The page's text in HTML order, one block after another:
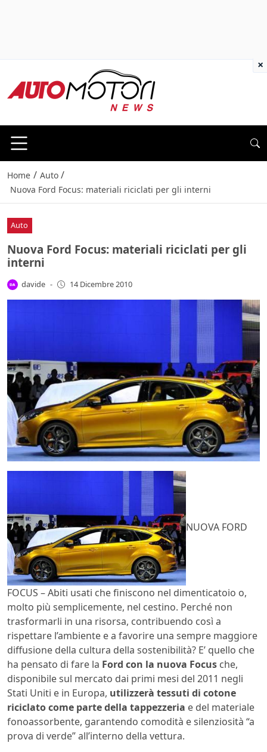
Home / Auto /
Nuova Ford Focus: materiali riciclati per gli interni
Auto
Nuova Ford Focus: materiali riciclati per gli
interni
davide - 14 Dicembre 2010
NUOVA FORD
FOCUS – Abiti usati che finiscono nel dimenticatoio o,
molto più semplicemente, nel cestino. Perché non
trasformarli in una risorsa, contribuendo così a
rispettare l’ambiente e a favorire una sempre maggiore
diffusione della cultura della sostenibilità? E’ quello che
ha pensato di fare la Ford con la nuova Focus che,
disponibile sul mercato dai primi mesi del 2011 negli
Stati Uniti e in Europa, utilizzerà tessuti di cotone
riciclato come parte della tappezzeria e del materiale
fonoassorbente, garantendo comodità e silenziosità “a
prova di verde” all’interno della vettura.
×